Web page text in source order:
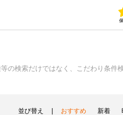
の検索だけではなく、こだわり条件
並び替え おすすめ 新着